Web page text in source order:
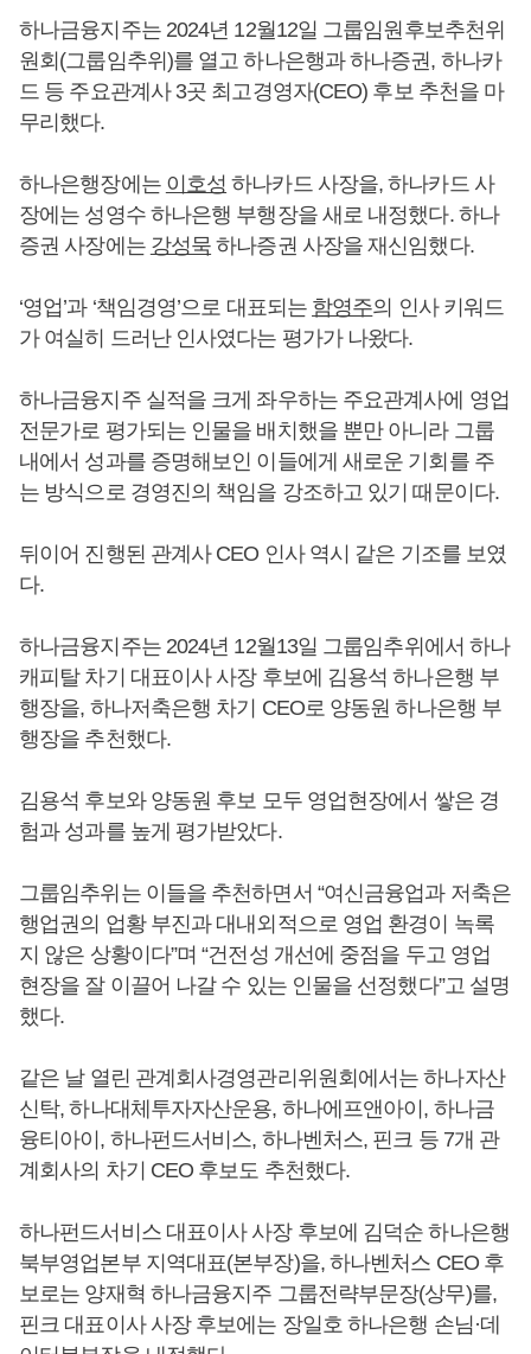
하나금융지주는 2024년 12월12일 그룹임원후보추천위
원회(그룹임추위)를 열고 하나은행과 하나증권, 하나카
드 등 주요관계사 3곳 최고경영자(CEO) 후보 추천을 마
무리했다.
하나은행장에는 이호성 하나카드 사장을, 하나카드 사
장에는 성영수 하나은행 부행장을 새로 내정했다. 하나
증권 사장에는 강성묵 하나증권 사장을 재신임했다.
‘영업’과 ‘책임경영’으로 대표되는 함영주의 인사 키워드
가 여실히 드러난 인사였다는 평가가 나왔다.
하나금융지주 실적을 크게 좌우하는 주요관계사에 영업
전문가로 평가되는 인물을 배치했을 뿐만 아니라 그룹
내에서 성과를 증명해보인 이들에게 새로운 기회를 주
는 방식으로 경영진의 책임을 강조하고 있기 때문이다.
뒤이어 진행된 관계사 CEO 인사 역시 같은 기조를 보였
다.
하나금융지주는 2024년 12월13일 그룹임추위에서 하나
캐피탈 차기 대표이사 사장 후보에 김용석 하나은행 부
행장을, 하나저축은행 차기 CEO로 양동원 하나은행 부
행장을 추천했다.
김용석 후보와 양동원 후보 모두 영업현장에서 쌓은 경
험과 성과를 높게 평가받았다.
그룹임추위는 이들을 추천하면서 “여신금융업과 저축은
행업권의 업황 부진과 대내외적으로 영업 환경이 녹록
지 않은 상황이다”며 “건전성 개선에 중점을 두고 영업
현장을 잘 이끌어 나갈 수 있는 인물을 선정했다”고 설명
했다.
같은 날 열린 관계회사경영관리위원회에서는 하나자산
신탁, 하나대체투자자산운용, 하나에프앤아이, 하나금
융티아이, 하나펀드서비스, 하나벤처스, 핀크 등 7개 관
계회사의 차기 CEO 후보도 추천했다.
하나펀드서비스 대표이사 사장 후보에 김덕순 하나은행
북부영업본부 지역대표(본부장)을, 하나벤처스 CEO 후
보로는 양재혁 하나금융지주 그룹전략부문장(상무)를,
핀크 대표이사 사장 후보에는 장일호 하나은행 손님·데